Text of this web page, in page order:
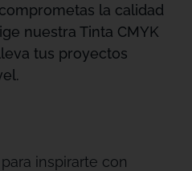
la calidad
nuestra Tinta CMYK
tus proyectos
para inspirarte con